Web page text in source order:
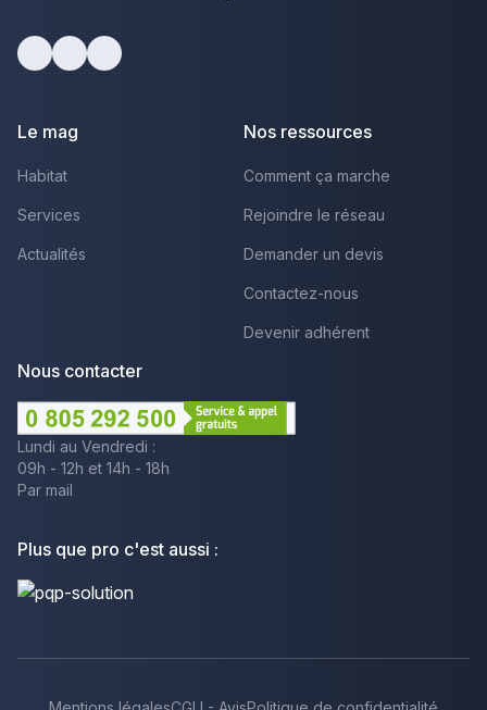
Le mag
Habitat
Services
Actualités
Nos ressources
Comment ça marche
Rejoindre le réseau
Demander un devis
Contactez-nous
Devenir adhérent
Nous contacter
Lundi au Vendredi :
09h - 12h et 14h - 18h
Par mail
Plus que pro c'est aussi :